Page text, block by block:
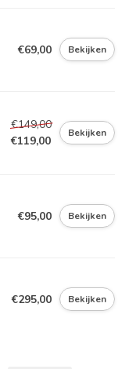
€69,00 Bekijken
€149,00
€119,00
Bekijken
€95,00 Bekijken
€295,00 Bekijken